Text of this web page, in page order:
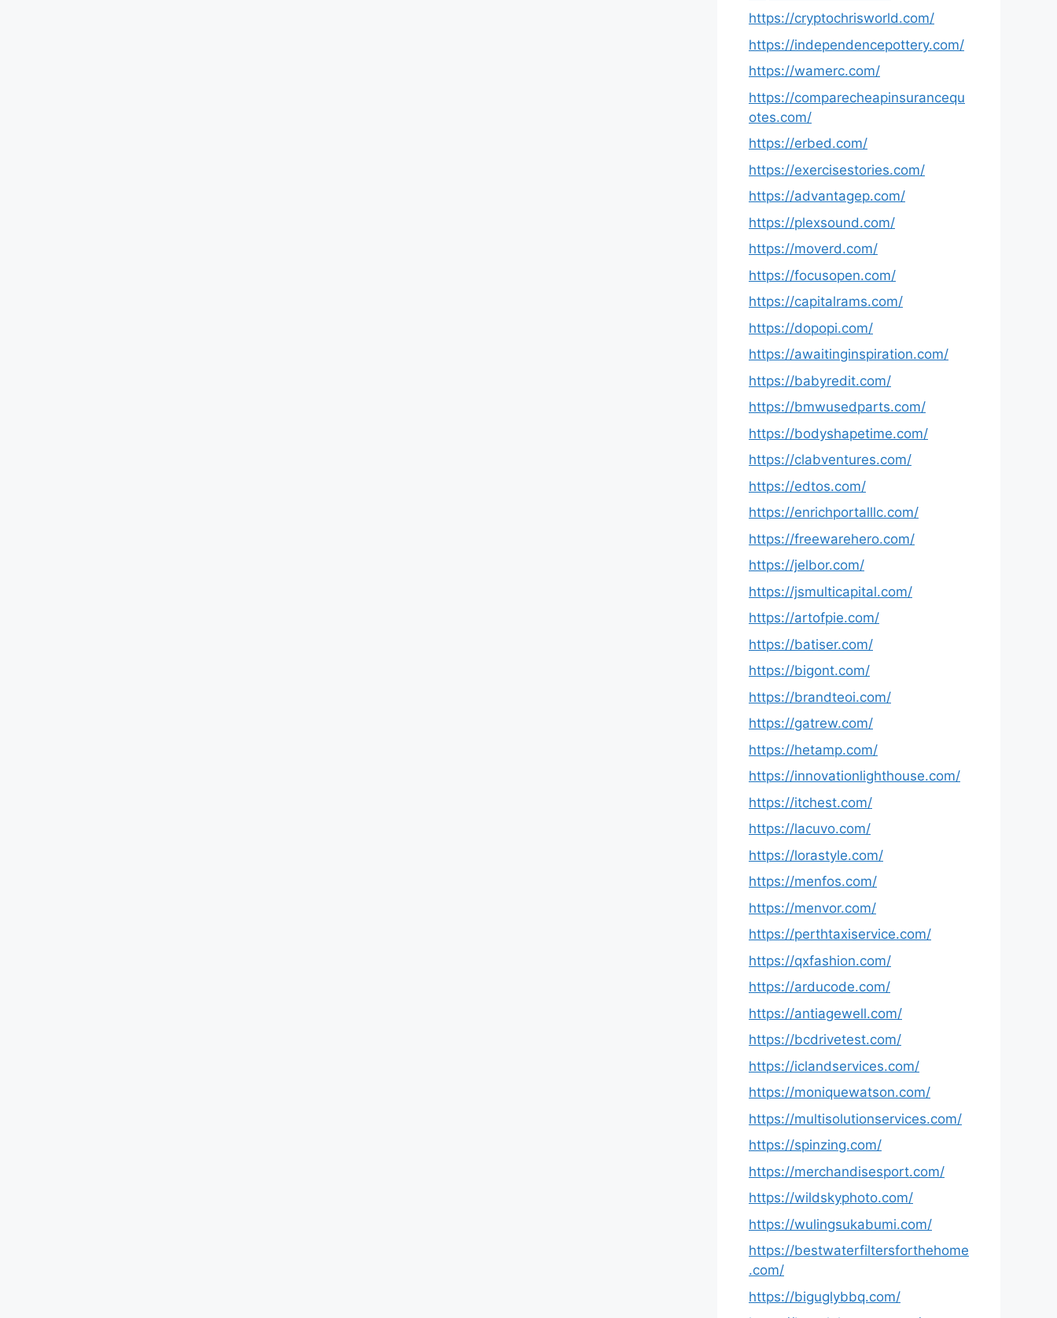
https://cryptochrisworld.com/
https://independencepottery.com/
https://wamerc.com/
https://comparecheapinsurancequ
otes.com/
https://erbed.com/
https://exercisestories.com/
https://advantagep.com/
https://plexsound.com/
https://moverd.com/
https://focusopen.com/
https://capitalrams.com/
https://dopopi.com/
https://awaitinginspiration.com/
https://babyredit.com/
https://bmwusedparts.com/
https://bodyshapetime.com/
https://clabventures.com/
https://edtos.com/
https://enrichportalllc.com/
https://freewarehero.com/
https://jelbor.com/
https://jsmulticapital.com/
https://artofpie.com/
https://batiser.com/
https://bigont.com/
https://brandteoi.com/
https://gatrew.com/
https://hetamp.com/
https://innovationlighthouse.com/
https://itchest.com/
https://lacuvo.com/
https://lorastyle.com/
https://menfos.com/
https://menvor.com/
https://perthtaxiservice.com/
https://qxfashion.com/
https://arducode.com/
https://antiagewell.com/
https://bcdrivetest.com/
https://iclandservices.com/
https://moniquewatson.com/
https://multisolutionservices.com/
https://spinzing.com/
https://merchandisesport.com/
https://wildskyphoto.com/
https://wulingsukabumi.com/
https://bestwaterfiltersforthehome
.com/
https://biguglybbq.com/